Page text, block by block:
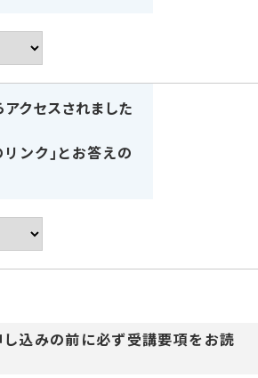
クセスされました
ンク｣とお答えの
込みの前に必ず受講要項をお読